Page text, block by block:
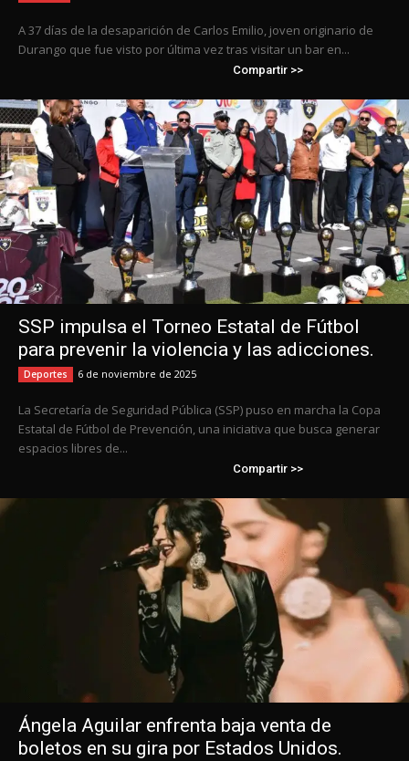
A 37 días de la desaparición de Carlos Emilio, joven originario de
Durango que fue visto por última vez tras visitar un bar en...
Compartir >>
SSP impulsa el Torneo Estatal de Fútbol
para prevenir la violencia y las adicciones.
Deportes 6 de noviembre de 2025
La Secretaría de Seguridad Pública (SSP) puso en marcha la Copa
Estatal de Fútbol de Prevención, una iniciativa que busca generar
espacios libres de...
Compartir >>
Ángela Aguilar enfrenta baja venta de
boletos en su gira por Estados Unidos.